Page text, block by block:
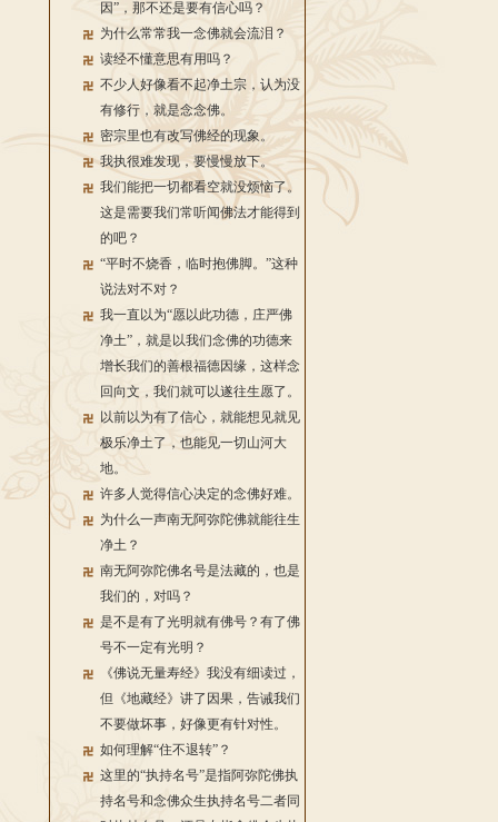
因”，那不还是要有信心吗？
为什么常常我一念佛就会流泪？
读经不懂意思有用吗？
不少人好像看不起净土宗，认为没
有修行，就是念念佛。
密宗里也有改写佛经的现象。
我执很难发现，要慢慢放下。
我们能把一切都看空就没烦恼了。
这是需要我们常听闻佛法才能得到
的吧？
“平时不烧香，临时抱佛脚。”这种
说法对不对？
我一直以为“愿以此功德，庄严佛
净土”，就是以我们念佛的功德来
增长我们的善根福德因缘，这样念
回向文，我们就可以遂往生愿了。
以前以为有了信心，就能想见就见
极乐净土了，也能见一切山河大
地。
许多人觉得信心决定的念佛好难。
为什么一声南无阿弥陀佛就能往生
净土？
南无阿弥陀佛名号是法藏的，也是
我们的，对吗？
是不是有了光明就有佛号？有了佛
号不一定有光明？
《佛说无量寿经》我没有细读过，
但《地藏经》讲了因果，告诫我们
不要做坏事，好像更有针对性。
如何理解“住不退转”？
这里的“执持名号”是指阿弥陀佛执
持名号和念佛众生执持名号二者同